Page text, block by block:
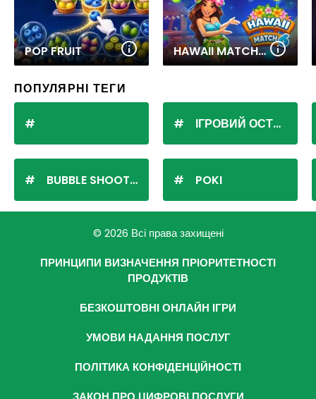
POP FRUIT HAWAII MATCH 6
ПОПУЛЯРНІ ТЕГИ
BUBBLE SHOOTER
ІГРОВИЙ ОСТРІВ
POKI
© 2026 Всі права захищені
ПРИНЦИПИ ВИЗНАЧЕННЯ ПРІОРИТЕТНОСТІ
ПРОДУКТІВ
БЕЗКОШТОВНІ ОНЛАЙН ІГРИ
УМОВИ НАДАННЯ ПОСЛУГ
ПОЛІТИКА КОНФІДЕНЦІЙНОСТІ